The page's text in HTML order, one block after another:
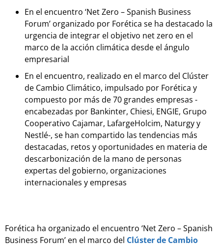
En el encuentro ‘Net Zero – Spanish Business
Forum’ organizado por Forética se ha destacado la
urgencia de integrar el objetivo net zero en el
marco de la acción climática desde el ángulo
empresarial
En el encuentro, realizado en el marco del Clúster
de Cambio Climático, impulsado por Forética y
compuesto por más de 70 grandes empresas -
encabezadas por Bankinter, Chiesi, ENGIE, Grupo
Cooperativo Cajamar, LafargeHolcim, Naturgy y
Nestlé-, se han compartido las tendencias más
destacadas, retos y oportunidades en materia de
descarbonización de la mano de personas
expertas del gobierno, organizaciones
internacionales y empresas
Forética ha organizado el encuentro ‘Net Zero – Spanish
Business Forum’ en el marco del Clúster de Cambio